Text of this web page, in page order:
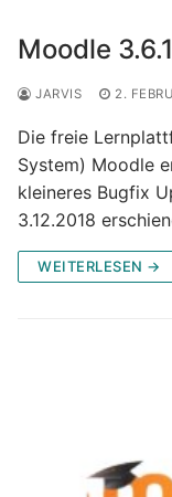
Moodle
JARVIS 2.
Die freie
System) Moodle
kleineres Bugfix
3.12.2018
WEITERLESEN →